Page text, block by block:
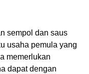
sempol dan saus
usaha pemula yang
memerlukan
dapat dengan